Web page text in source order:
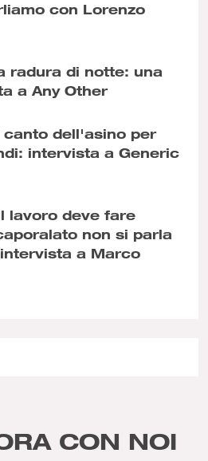
con Lorenzo
radura di notte: una
a Any Other
dell'asino per
intervista a Generic
lavoro deve fare
non si parla
a Marco
CON NOI